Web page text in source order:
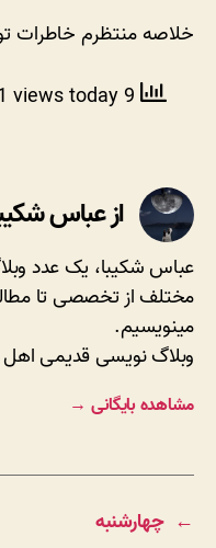
خلاصه منتظرم خاطرات
views today
از عباس
عباس شکیبا، یک عدد
مختلف از تخصصی تا
مینویسیم.
وبلاگ نویسی قدیمی اهل
مشاهده بایگانی →
← چهارشنبه